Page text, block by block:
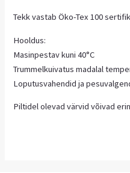
Tekk vastab Öko-Tex 100
Hooldus:
Masinpestav kuni 40°C
Trummelkuivatus madalal
Loputusvahendid ja
Piltidel olevad värvid võivad